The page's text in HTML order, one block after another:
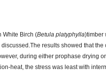
White Birch (Betula platyphylla)timber
results showed that
during either prophase drying
heat, the stress was least with